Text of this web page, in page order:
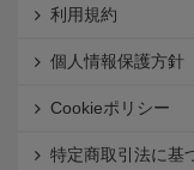
利用規約
個人情報保護方針
Cookieポリシー
特定商取引法に基